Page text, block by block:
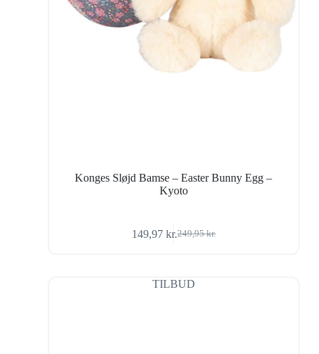
Konges Sløjd Bamse – Easter Bunny Egg –
Kyoto
249,95kr.
Den
var:
249,95 kr..
149,97 kr.Den
er:
149,97 kr..
TILBUD